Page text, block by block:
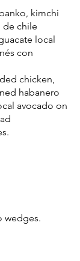
kimchi
de chile
local
con
chicken,
habanero
avocado on
wedges.